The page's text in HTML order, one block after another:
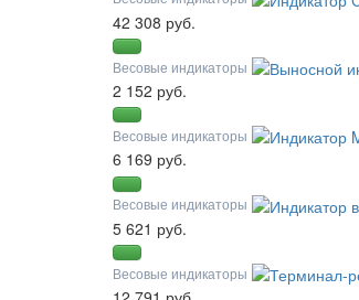
42 308 руб.
Весовые индикаторы
2 152 руб.
Весовые индикаторы
6 169 руб.
Весовые индикаторы
5 621 руб.
Весовые индикаторы